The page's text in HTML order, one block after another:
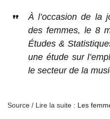
À l’occasion de la
des femmes, le 8
Études &
une étude sur
le secteur de la
Source / Lire la suite : Les